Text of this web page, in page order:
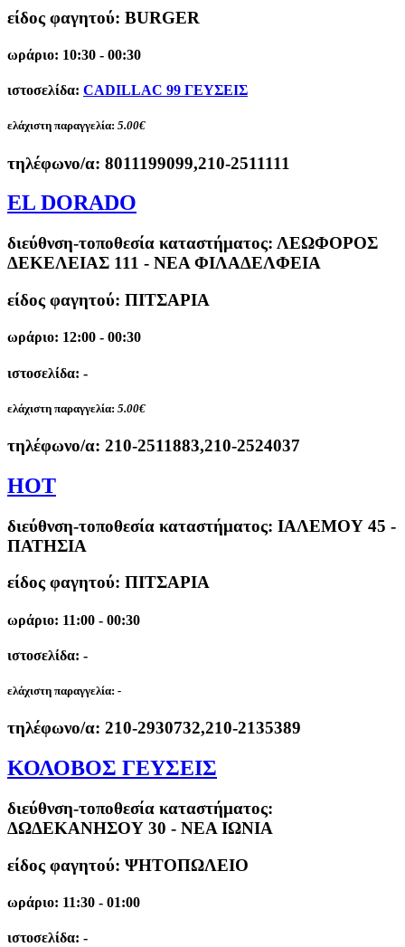
είδος φαγητού: BURGER
ωράριο: 10:30 - 00:30
ιστοσελίδα: CADILLAC 99 ΓΕΥΣΕΙΣ
ελάχιστη παραγγελία: 5.00€
τηλέφωνο/α: 8011199099,210-2511111
EL DORADO
διεύθνση-τοποθεσία καταστήματος: ΛΕΩΦΟΡΟΣ
ΔΕΚΕΛΕΙΑΣ 111 - ΝΕΑ ΦΙΛΑΔΕΛΦΕΙΑ
είδος φαγητού: ΠΙΤΣΑΡΙΑ
ωράριο: 12:00 - 00:30
ιστοσελίδα: -
ελάχιστη παραγγελία: 5.00€
τηλέφωνο/α: 210-2511883,210-2524037
HOT
διεύθνση-τοποθεσία καταστήματος: ΙΑΛΕΜΟΥ 45 -
ΠΑΤΗΣΙΑ
είδος φαγητού: ΠΙΤΣΑΡΙΑ
ωράριο: 11:00 - 00:30
ιστοσελίδα: -
ελάχιστη παραγγελία: -
τηλέφωνο/α: 210-2930732,210-2135389
ΚΟΛΟΒΟΣ ΓΕΥΣΕΙΣ
διεύθνση-τοποθεσία καταστήματος:
ΔΩΔΕΚΑΝΗΣΟΥ 30 - ΝΕΑ ΙΩΝΙΑ
είδος φαγητού: ΨΗΤΟΠΩΛΕΙΟ
ωράριο: 11:30 - 01:00
ιστοσελίδα: -